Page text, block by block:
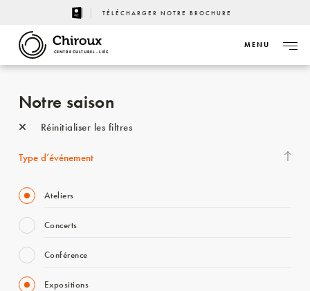
TÉLÉCHARGER NOTRE BROCHURE
CENTRE CULTUREL - LIÈGE
MENU
Notre saison
Réinitialiser les filtres
Type d’événement
Ateliers
Concerts
Conférence
Expositions